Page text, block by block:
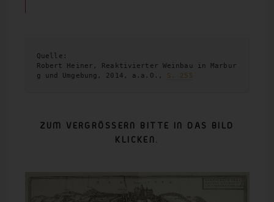
Quelle:
Robert Heiner, Reaktivierter Weinbau in Marbur
g und Umgebung, 2014, a.a.O., S. 255
ZUM VERGRÖSSERN BITTE IN DAS BILD
KLICKEN.